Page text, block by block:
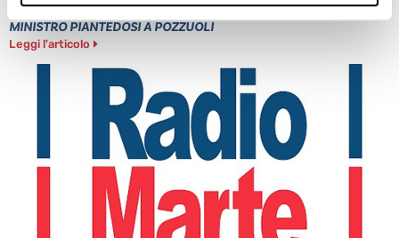
MINISTRO PIANTEDOSI A POZZUOLI
Leggi l'articolo